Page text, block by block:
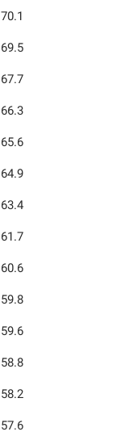
70.1
69.5
67.7
66.3
65.6
64.9
63.4
61.7
60.6
59.8
59.6
58.8
58.2
57.6